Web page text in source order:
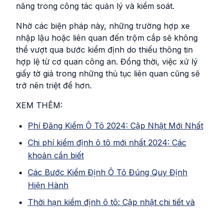
năng trong công tác quản lý và kiểm soát.
Nhờ các biện pháp này, những trường hợp xe
nhập lậu hoặc liên quan đến trộm cắp sẽ không
thể vượt qua bước kiểm định do thiếu thông tin
hợp lệ từ cơ quan công an. Đồng thời, việc xử lý
giấy tờ giả trong những thủ tục liên quan cũng sẽ
trở nên triệt để hơn.
XEM THÊM:
Phí Đăng Kiểm Ô Tô 2024: Cập Nhật Mới Nhất
Chi phí kiểm định ô tô mới nhất 2024: Các
khoản cần biết
Các Bước Kiểm Định Ô Tô Đúng Quy Định
Hiện Hành
Thời hạn kiểm định ô tô: Cập nhật chi tiết và